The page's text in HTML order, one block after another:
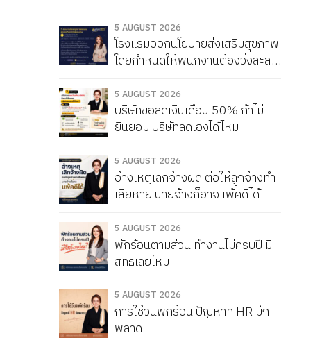
5 AUGUST 2026
โรงแรมออกนโยบายส่งเสริมสุขภาพ
โดยกำหนดให้พนักงานต้องวิ่งสะสม
ไม่ครบจะถูกหัก Service Charge
แบบนี้ผิดกฎหมายไหม
5 AUGUST 2026
บริษัทขอลดเงินเดือน 50% ถ้าไม่
ยินยอม บริษัทลดเองได้ไหม
5 AUGUST 2026
อ้างเหตุเลิกจ้างผิด ต่อให้ลูกจ้างทำ
เสียหาย นายจ้างก็อาจแพ้คดีได้
5 AUGUST 2026
พักร้อนตามส่วน ทำงานไม่ครบปี มี
สิทธิเลยไหม
5 AUGUST 2026
การใช้วันพักร้อน ปัญหาที่ HR มัก
พลาด